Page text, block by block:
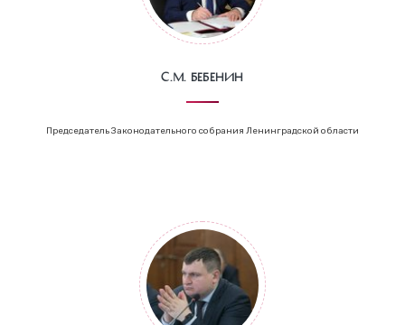
С.М. Бебенин
Председатель Законодательного собрания Ленинградской области